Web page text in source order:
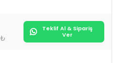
Teklif Al & Sipariş
Ver